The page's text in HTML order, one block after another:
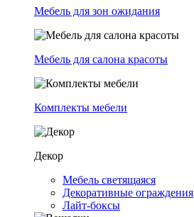
Мебель для зон ожидания
Мебель для салона красоты
Комплекты мебели
Декор
Мебель светящаяся
Декоративные ограждения
Лайт-боксы